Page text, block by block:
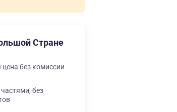
Стране
без комиссии
без